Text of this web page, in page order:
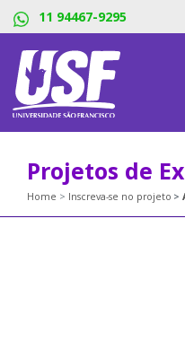
11 94467-9295
Projetos de
Home Inscreva-se no projeto